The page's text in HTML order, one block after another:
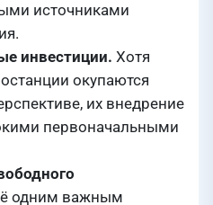
источниками
инвестиции. Хотя
окупаются
их внедрение
первоначальными
одним важным